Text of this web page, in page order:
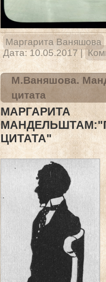
Маргарита Ваняшова
Дата: 10.05.2017 |
М.Ваняшова.
цитата
ЦИТАТА"